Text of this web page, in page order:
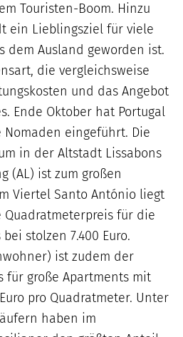
Touristen-Boom. Hinzu
ein Lieblingsziel für viele
dem Ausland geworden ist.
die vergleichsweise
und das Angebot
Ende Oktober hat Portugal
eingeführt. Die
in der Altstadt Lissabons
(AL) ist zum großen
Viertel Santo António liegt
für die
stolzen 7.400 Euro.
ist zudem der
für große Apartments mit
pro Quadratmeter. Unter
haben im